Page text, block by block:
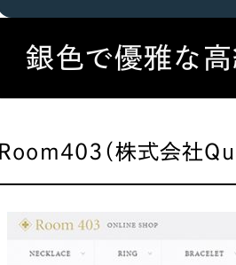
銀色で優雅な高
Room403（株式会社